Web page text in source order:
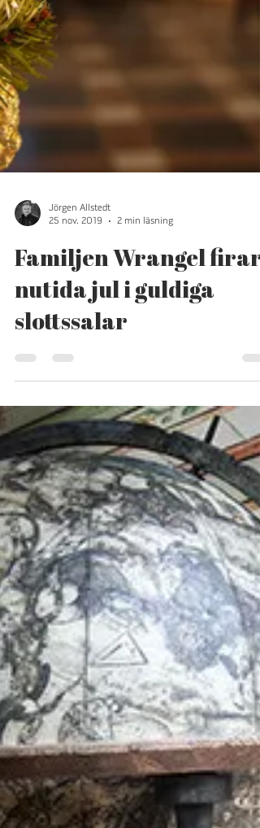
Jörgen Allstedt
25 nov. 2019
Familjen Wrangel firar
slottssalar